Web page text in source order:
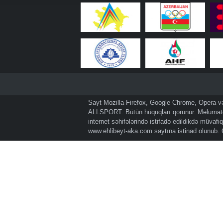
Sayt Mozilla Firefox, Google Chrome, Opera
ALLSPORT. Bütün hüquqları qorunur.
internet səhifələrində istifadə edildikdə
www.ehlibeyt-aka.com saytına istinad olunub.